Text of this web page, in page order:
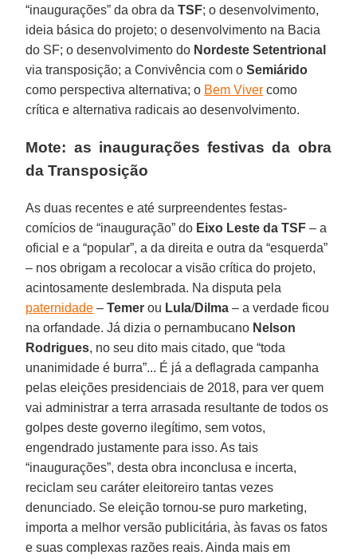
“inaugurações” da obra daTSF; o desenvolvimento,
ideia básica do projeto; o desenvolvimento na Bacia
do SF; o desenvolvimento do Nordeste Setentrional
via transposição; a Convivência com oSemiárido
como perspectiva alternativa; o Bem Viver como
crítica e alternativa radicais ao desenvolvimento.
Mote: as inaugurações festivas da obra
da Transposição
As duas recentes e até surpreendentes festas-
comícios de “inauguração” do Eixo Leste da TSF – a
oficial e a “popular”, a da direita e outra da “esquerda”
– nos obrigam a recolocar a visão crítica do projeto,
acintosamente deslembrada. Na disputa pela
paternidade –Temer ou Lula/Dilma – a verdade ficou
na orfandade. Já dizia o pernambucano Nelson
Rodrigues, no seu dito mais citado, que “toda
unanimidade é burra”... É já a deflagrada campanha
pelas eleições presidenciais de 2018, para ver quem
vai administrar a terra arrasada resultante de todos os
golpes deste governo ilegítimo, sem votos,
engendrado justamente para isso. As tais
“inaugurações”, desta obra inconclusa e incerta,
reciclam seu caráter eleitoreiro tantas vezes
denunciado. Se eleição tornou-se puro marketing,
importa a melhor versão publicitária, às favas os fatos
e suas complexas razões reais. Ainda mais em